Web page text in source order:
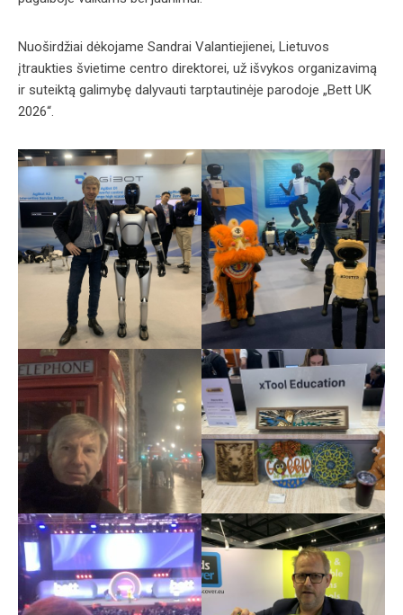
Nuoširdžiai dėkojame Sandrai Valantiejienei, Lietuvos
įtraukties švietime centro direktorei, už išvykos organizavimą
ir suteiktą galimybę dalyvauti tarptautinėje parodoje „Bett UK
2026“.